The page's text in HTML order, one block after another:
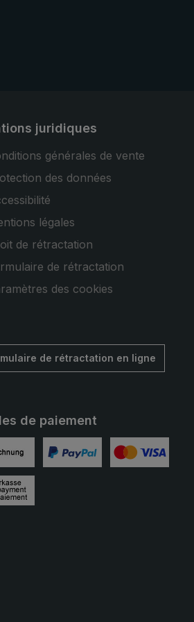
juridiques
générales de vente
des données
légales
de rétractation
de rétractation
des cookies
de rétractation en ligne
de paiement